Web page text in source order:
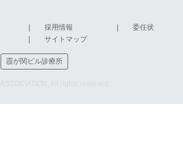
採用情報
委任状
サイトマップ
霞が関ビル診療所